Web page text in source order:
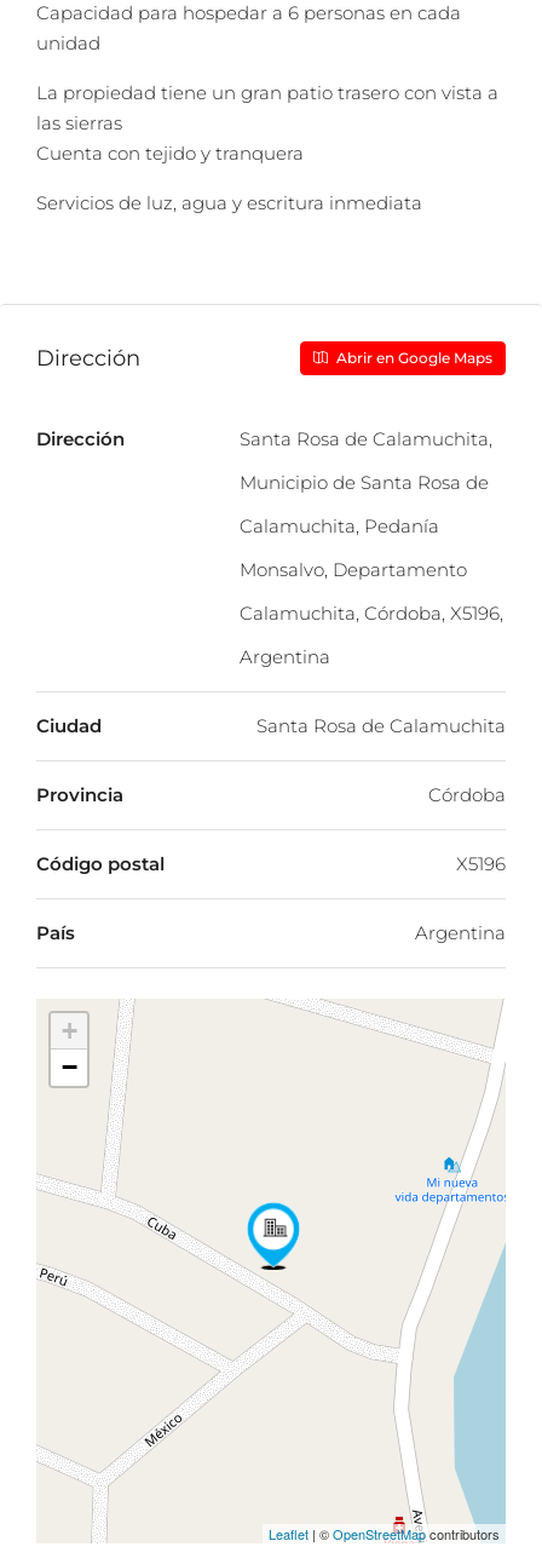
Capacidad para hospedar a 6 personas en cada
unidad
La propiedad tiene un gran patio trasero con vista a
las sierras
Cuenta con tejido y tranquera
Servicios de luz, agua y escritura inmediata
Dirección Abrir en Google Maps
Dirección
Santa Rosa de Calamuchita,
Municipio de Santa Rosa de
Calamuchita, Pedanía
Monsalvo, Departamento
Calamuchita, Córdoba, X5196,
Argentina
Ciudad Santa Rosa de Calamuchita
Provincia Córdoba
Código postal X5196
País Argentina
+
−
Leaflet | ©OpenStreetMapcontributors